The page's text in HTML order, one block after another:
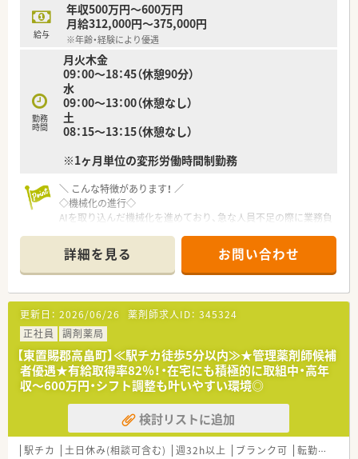
給与
年収500万円～600万円
月給312,000円～375,000円
※年齢・経験により優遇
勤務
時間
月火木金
09：00～18：45（休憩90分）
水
09：00～13：00（休憩なし）
土
08：15～13：15（休憩なし）
※1ヶ月単位の変形労働時間制勤務
＼ こんな特徴があります！ ／
◇機械化の進行◇
AIを取り込んだ機械化を進めており、急な人員不足の際に業務負
働きやすい環境づくりを重視しています。
◆在宅医療への積極参加◆
新規契約は増加傾向にありますが、まだまだ取り組みが及んでい
ない店舗もあるため、
同社では「在宅支援チーム」を設けており、在宅への疑問や契約
取得のサポートを行っています。
◇『一緒に成長する』ための研修制度◇
同社では医療事務の方と一緒に研修を行ってるのが特徴の1つ
で、一緒に働く意識を持つために行っています。
そのため、同期との関係をしっかり築くことが出来ます。
他にも、海外研修や介護施設への研修も行っており、これからま
た開催する予定です。
更に、今後を担う薬剤師へ成長して頂くために、elearning受講や
詳細を見る お問い合わせ
更新日： 2026/06/26 薬剤師求人ID： 345324
正社員
調剤薬局
【東置賜郡高畠町】≪駅チカ徒歩5分以内≫★管理薬剤師候補
者優遇★有給取得率82％！・在宅にも積極的に取組中・高年
収～600万円・シフト調整も叶いやすい環境◎
検討リストに追加
駅チカ 土日休み(相談可含む) 週32h以上 ブランク可 転勤なし